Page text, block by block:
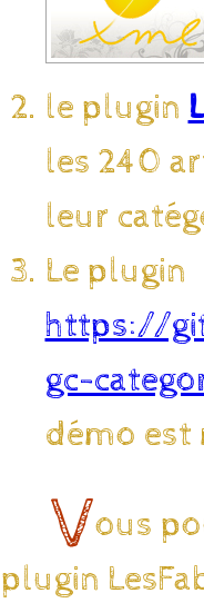
le plugin
les 240
leur
Le plugin
https://
gc-
démo est
Vous
plugin